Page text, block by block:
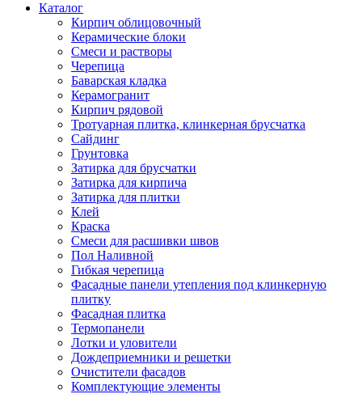
Каталог
Кирпич облицовочный
Керамические блоки
Смеси и растворы
Черепица
Баварская кладка
Керамогранит
Кирпич рядовой
Тротуарная плитка, клинкерная брусчатка
Сайдинг
Грунтовка
Затирка для брусчатки
Затирка для кирпича
Затирка для плитки
Клей
Краска
Смеси для расшивки швов
Пол Наливной
Гибкая черепица
Фасадные панели утепления под клинкерную
плитку
Фасадная плитка
Термопанели
Лотки и уловители
Дождеприемники и решетки
Очистители фасадов
Комплектующие элементы